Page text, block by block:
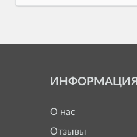
ИНФОРМАЦИЯ
О нас
Отзывы